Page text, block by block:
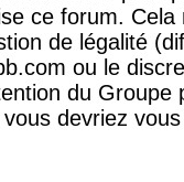
ce forum.
de légalité
ou le
du
devriez